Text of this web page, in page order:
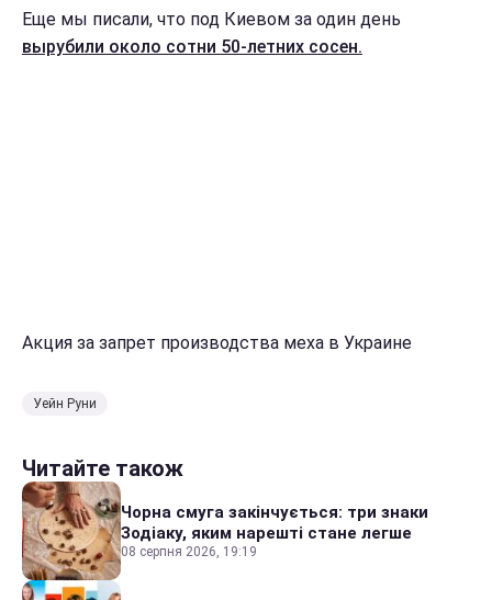
Еще мы писали, что под Киевом за один день
вырубили около сотни 50-летних сосен.
Акция за запрет производства меха в Украине
Уейн Руни
Читайте також
Чорна смуга закінчується: три знаки
Зодіаку, яким нарешті стане легше
08 серпня 2026, 19:19